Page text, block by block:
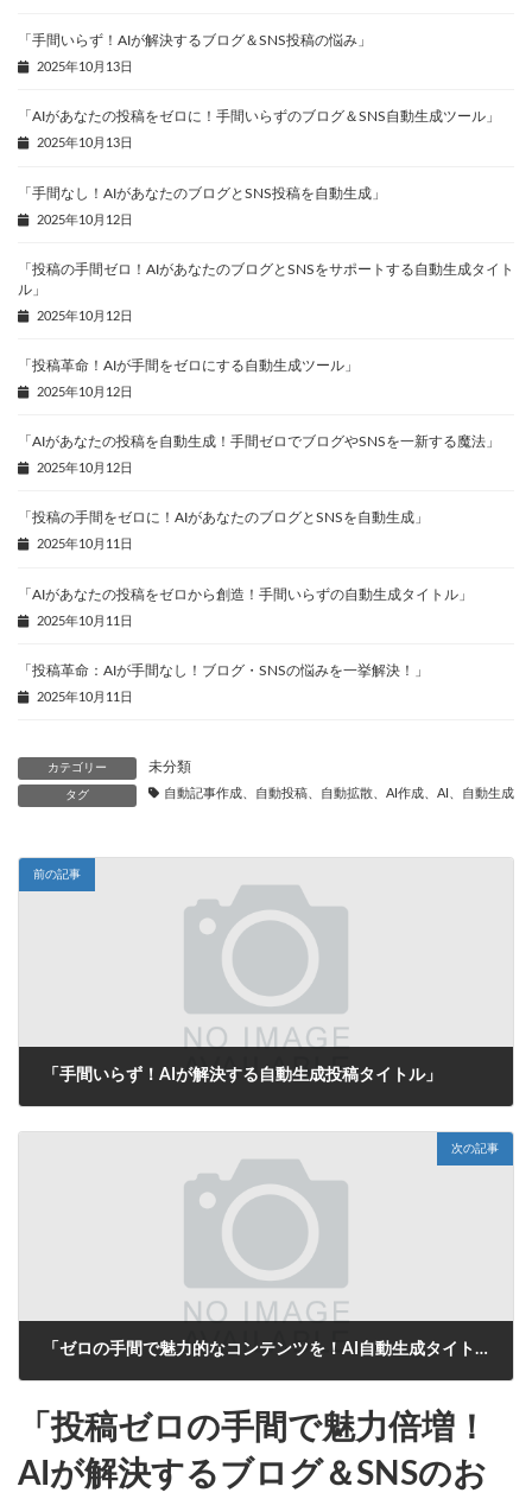
「手間いらず！AIが解決するブログ＆SNS投稿の悩み」
2025年10月13日
「AIがあなたの投稿をゼロに！手間いらずのブログ＆SNS自動生成ツール」
2025年10月13日
「手間なし！AIがあなたのブログとSNS投稿を自動生成」
2025年10月12日
「投稿の手間ゼロ！AIがあなたのブログとSNSをサポートする自動生成タイト
ル」
2025年10月12日
「投稿革命！AIが手間をゼロにする自動生成ツール」
2025年10月12日
「AIがあなたの投稿を自動生成！手間ゼロでブログやSNSを一新する魔法」
2025年10月12日
「投稿の手間をゼロに！AIがあなたのブログとSNSを自動生成」
2025年10月11日
「AIがあなたの投稿をゼロから創造！手間いらずの自動生成タイトル」
2025年10月11日
「投稿革命：AIが手間なし！ブログ・SNSの悩みを一挙解決！」
2025年10月11日
カテゴリー 未分類
タグ 自動記事作成、自動投稿、自動拡散、AI作成、AI、自動生成、
前の記事
「手間いらず！AIが解決する自動生成投稿タイトル」
次の記事
「ゼロの手間で魅力的なコンテンツを！AI自動生成タイトルがあなたの投稿をサポート」
「投稿ゼロの手間で魅力倍増！
AIが解決するブログ＆SNSのお